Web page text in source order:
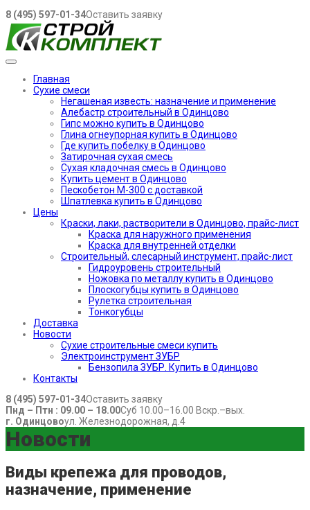
8 (495) 597-01-34Оставить заявку
Главная
Сухие смеси
Негашеная известь: назначение и применение
Алебастр строительный в Одинцово
Гипс можно купить в Одинцово
Глина огнеупорная купить в Одинцово
Где купить побелку в Одинцово
Затирочная сухая смесь
Сухая кладочная смесь в Одинцово
Купить цемент в Одинцово
Пескобетон М-300 с доставкой
Шпатлевка купить в Одинцово
Цены
Краски, лаки, растворители в Одинцово, прайс-лист
Краска для наружного применения
Краска для внутренней отделки
Строительный, слесарный инструмент, прайс-лист
Гидроуровень строительный
Ножовка по металлу купить в Одинцово
Плоскогубцы купить в Одинцово
Рулетка строительная
Тонкогубцы
Доставка
Новости
Сухие строительные смеси купить
Электроинструмент ЗУБР
Бензопила ЗУБР. Купить в Одинцово
Контакты
8 (495) 597-01-34Оставить заявку
Пнд – Птн : 09.00 – 18.00Суб 10.00–16.00 Вскр.–вых.
г. Одинцовоул. Железнодорожная, д.4
Новости
Виды крепежа для проводов,
назначение, применение